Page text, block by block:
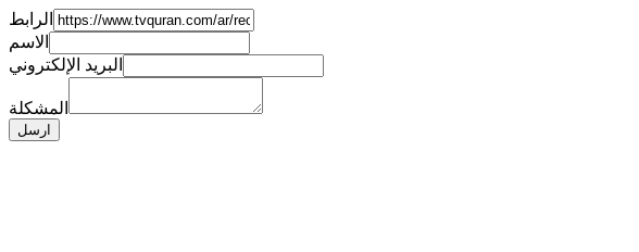
الرابط
الاسم
البريد الإلكتروني
المشكلة
ارسل